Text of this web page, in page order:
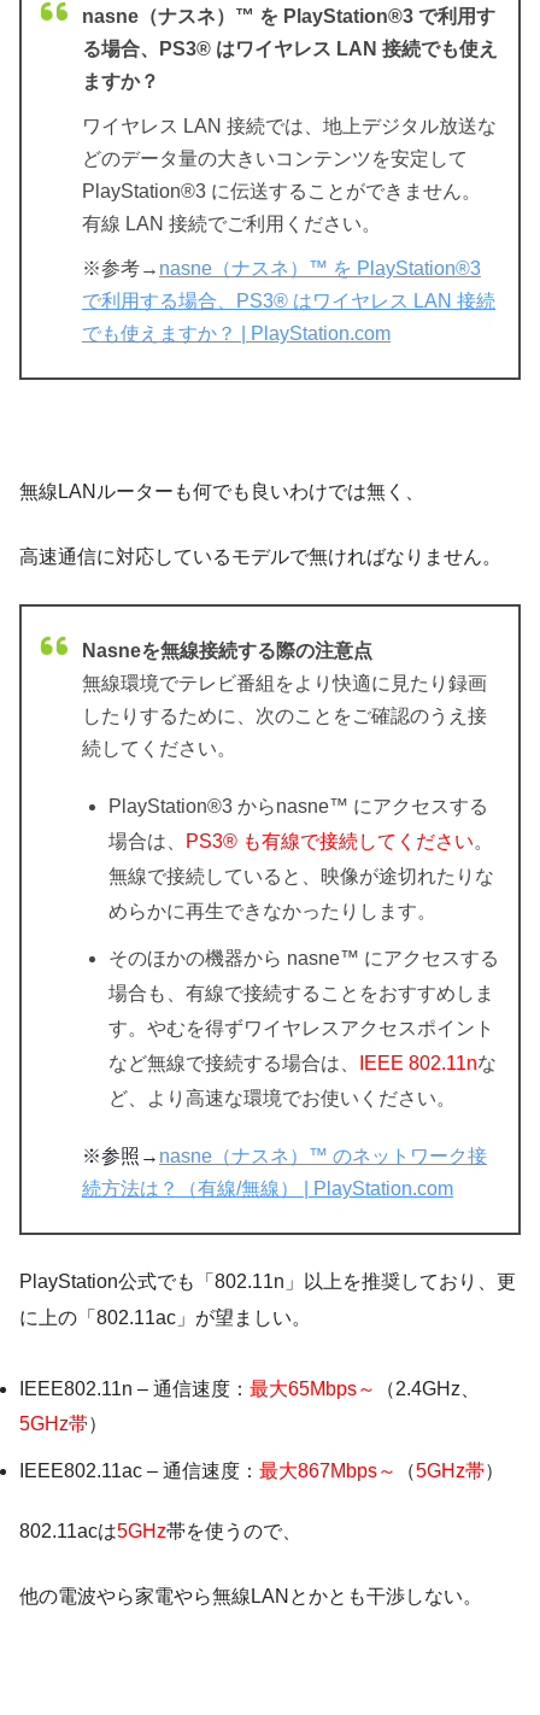
nasne（ナスネ）™ を PlayStation®3 で利用す
る場合、PS3® はワイヤレス LAN 接続でも使え
ますか？
ワイヤレス LAN 接続では、地上デジタル放送な
どのデータ量の大きいコンテンツを安定して
PlayStation®3 に伝送することができません。
有線 LAN 接続でご利用ください。
※参考→ nasne（ナスネ）™ を PlayStation®3
で利用する場合、PS3® はワイヤレス LAN 接続
でも使えますか？ | PlayStation.com
無線LANルーターも何でも良いわけでは無く、
高速通信に対応しているモデルで無ければなりません。
Nasneを無線接続する際の注意点
無線環境でテレビ番組をより快適に見たり録画
したりするために、次のことをご確認のうえ接
続してください。
PlayStation®3 からnasne™ にアクセスする
場合は、
PS3® も有線で接続してください。
無線で接続していると、映像が途切れたりな
めらかに再生できなかったりします。
そのほかの機器から nasne™ にアクセスする
場合も、有線で接続することをおすすめしま
す。やむを得ずワイヤレスアクセスポイント
など無線で接続する場合は、
IEEE 802.11nな
ど、より高速な環境でお使いください。
※参照→ nasne（ナスネ）™ のネットワーク接
続方法は？（有線/無線） | PlayStation.com
PlayStation公式でも「802.11n」以上を推奨しており、更
に上の「802.11ac」が望ましい。
IEEE802.11n – 通信速度： 最大65Mbps～
（2.4GHz、
5GHz帯）
IEEE802.11ac – 通信速度： 最大867Mbps～ （5GHz帯）
802.11acは5GHz帯を使うので、
他の電波やら家電やら無線LANとかとも干渉しない。